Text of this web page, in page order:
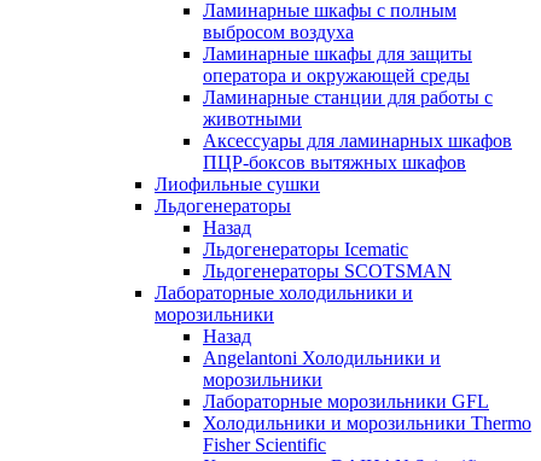
Ламинарные шкафы с полным
выбросом воздуха
Ламинарные шкафы для защиты
оператора и окружающей среды
Ламинарные станции для работы с
животными
Аксессуары для ламинарных шкафов
ПЦР-боксов вытяжных шкафов
Лиофильные сушки
Льдогенераторы
Назад
Льдогенераторы Icematic
Льдогенераторы SCOTSMAN
Лабораторные холодильники и
морозильники
Назад
Angelantoni Холодильники и
морозильники
Лабораторные морозильники GFL
Холодильники и морозильники Thermo
Fisher Scientific